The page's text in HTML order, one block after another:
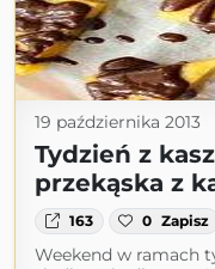
19 października 2013
Tydzień z
przekąska z
163 0 Zapisz
Weekend w ramach